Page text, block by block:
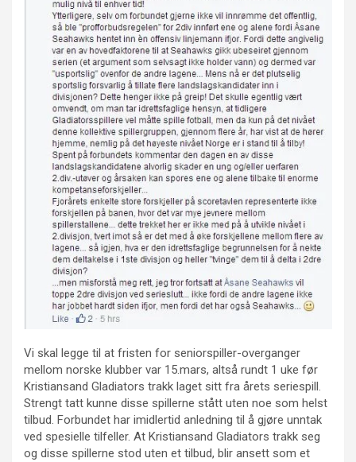
Vi skal legge til at fristen for seniorspiller-overganger
mellom norske klubber var 15.mars, altså rundt 1 uke før
Kristiansand Gladiators trakk laget sitt fra årets seriespill.
Strengt tatt kunne disse spillerne stått uten noe som helst
tilbud. Forbundet har imidlertid anledning til å gjøre unntak
ved spesielle tilfeller. At Kristiansand Gladiators trakk seg
og disse spillerne stod uten et tilbud, blir ansett som et